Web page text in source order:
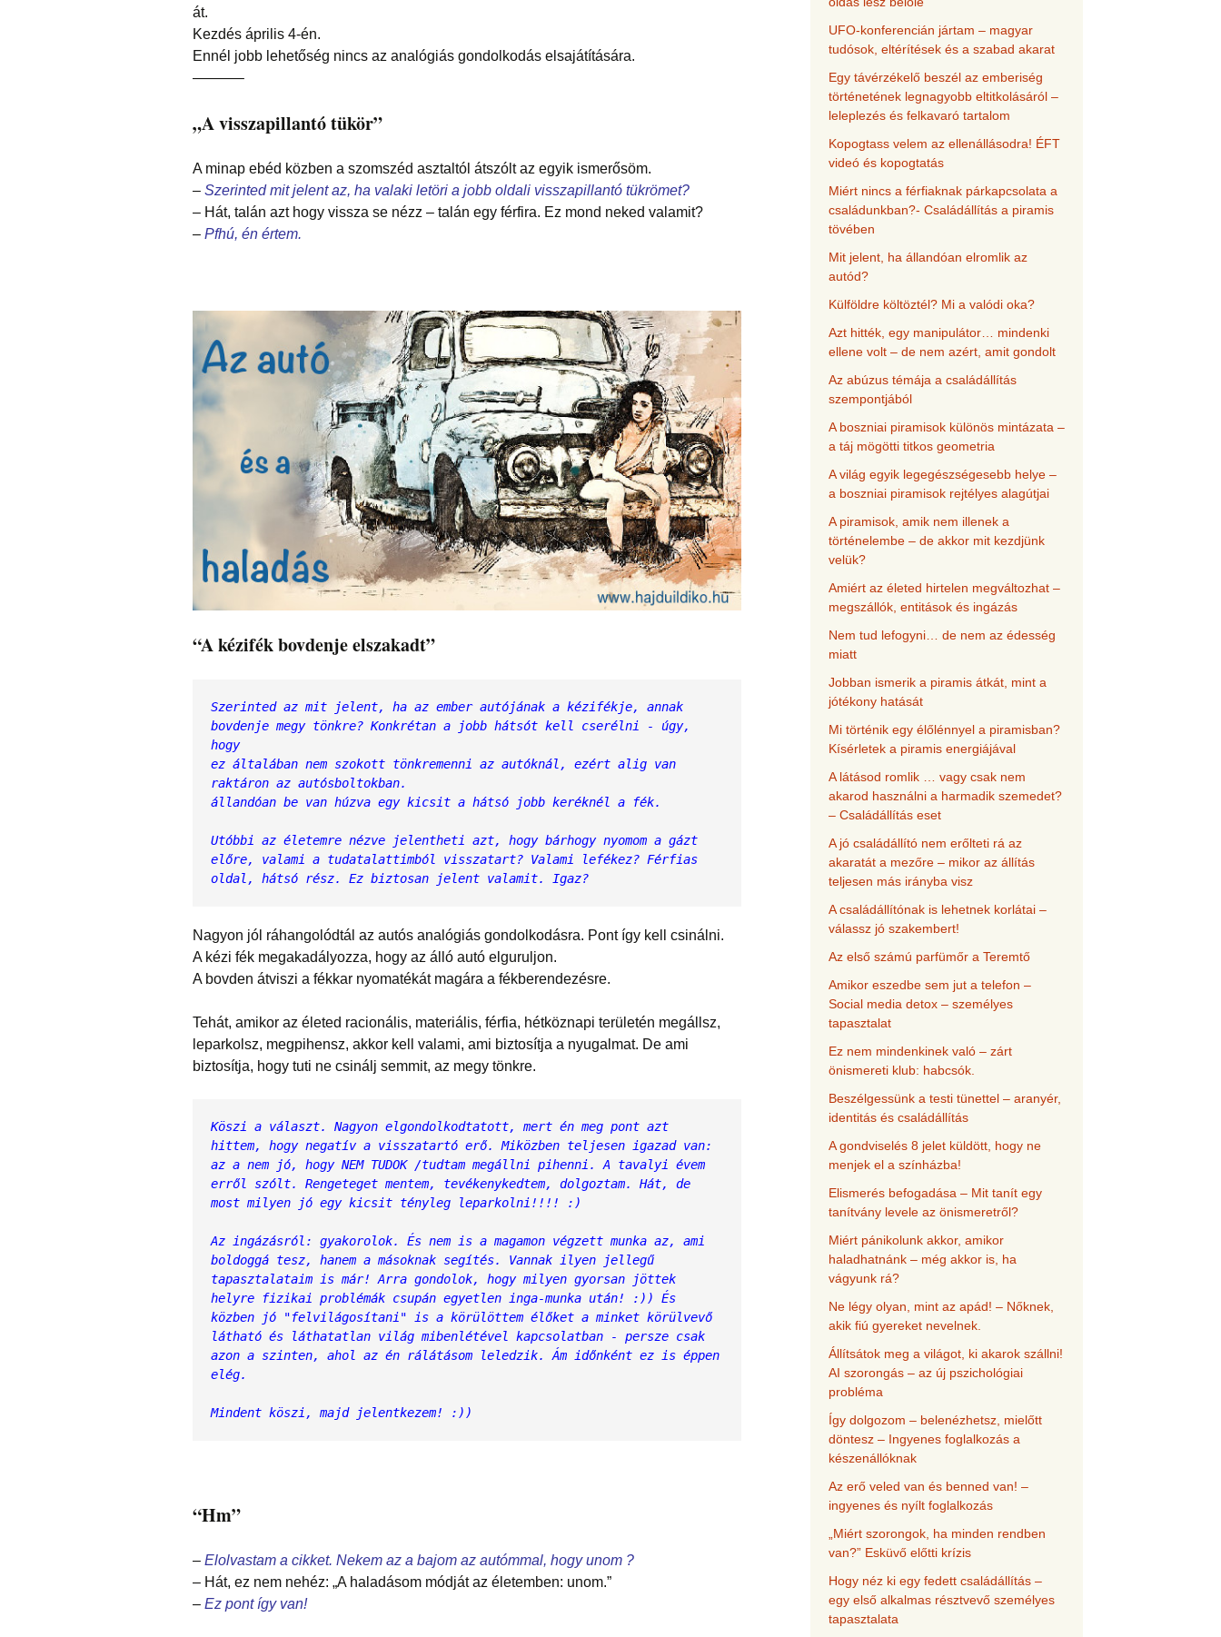
át.
Kezdés április 4-én.
Ennél jobb lehetőség nincs az analógiás gondolkodás elsajátítására.
———–
„A visszapillantó tükör”
A minap ebéd közben a szomszéd asztaltól átszólt az egyik ismerősöm.
– Szerinted mit jelent az, ha valaki letöri a jobb oldali visszapillantó tükrömet?
– Hát, talán azt hogy vissza se nézz – talán egy férfira. Ez mond neked valamit?
– Pfhú, én értem.
“A kézifék bovdenje elszakadt”
Szerinted az mit jelent, ha az ember autójának a kézifékje, annak
bovdenje megy tönkre? Konkrétan a jobb hátsót kell cserélni - úgy,
hogy
ez általában nem szokott tönkremenni az autóknál, ezért alig van
raktáron az autósboltokban.
állandóan be van húzva egy kicsit a hátsó jobb keréknél a fék.
Utóbbi az életemre nézve jelentheti azt, hogy bárhogy nyomom a gázt
előre, valami a tudatalattimból visszatart? Valami lefékez? Férfias
oldal, hátsó rész. Ez biztosan jelent valamit. Igaz?
Nagyon jól ráhangolódtál az autós analógiás gondolkodásra. Pont így kell csinálni.
A kézi fék megakadályozza, hogy az álló autó elguruljon.
A bovden átviszi a fékkar nyomatékát magára a fékberendezésre.
Tehát, amikor az életed racionális, materiális, férfia, hétköznapi területén megállsz,
leparkolsz, megpihensz, akkor kell valami, ami biztosítja a nyugalmat. De ami
biztosítja, hogy tuti ne csinálj semmit, az megy tönkre.
Köszi a választ. Nagyon elgondolkodtatott, mert én meg pont azt
hittem, hogy negatív a visszatartó erő. Miközben teljesen igazad van:
az a nem jó, hogy NEM TUDOK /tudtam megállni pihenni. A tavalyi évem
erről szólt. Rengeteget mentem, tevékenykedtem, dolgoztam. Hát, de
most milyen jó egy kicsit tényleg leparkolni!!!! :)
Az ingázásról: gyakorolok. És nem is a magamon végzett munka az, ami
boldoggá tesz, hanem a másoknak segítés. Vannak ilyen jellegű
tapasztalataim is már! Arra gondolok, hogy milyen gyorsan jöttek
helyre fizikai problémák csupán egyetlen inga-munka után! :)) És
közben jó "felvilágosítani" is a körülöttem élőket a minket körülvevő
látható és láthatatlan világ mibenlétével kapcsolatban - persze csak
azon a szinten, ahol az én rálátásom leledzik. Ám időnként ez is éppen
elég.
Mindent köszi, majd jelentkezem! :))
“Hm”
– Elolvastam a cikket. Nekem az a bajom az autómmal, hogy unom ?￰
– Hát, ez nem nehéz: „A haladásom módját az életemben: unom.”
– Ez pont így van!
UFO-konferencián jártam – magyar
tudósok, eltérítések és a szabad akarat
Egy távérzékelő beszél az emberiség
történetének legnagyobb eltitkolásáról –
leleplezés és felkavaró tartalom
Kopogtass velem az ellenállásodra! ÉFT
videó és kopogtatás
Miért nincs a férfiaknak párkapcsolata a
családunkban?- Családállítás a piramis
tövében
Mit jelent, ha állandóan elromlik az
autód?
Külföldre költöztél? Mi a valódi oka?
Azt hitték, egy manipulátor… mindenki
ellene volt – de nem azért, amit gondolt
Az abúzus témája a családállítás
szempontjából
A boszniai piramisok különös mintázata –
a táj mögötti titkos geometria
A világ egyik legegészségesebb helye –
a boszniai piramisok rejtélyes alagútjai
A piramisok, amik nem illenek a
történelembe – de akkor mit kezdjünk
velük?
Amiért az életed hirtelen megváltozhat –
megszállók, entitások és ingázás
Nem tud lefogyni… de nem az édesség
miatt
Jobban ismerik a piramis átkát, mint a
jótékony hatását
Mi történik egy élőlénnyel a piramisban?
Kísérletek a piramis energiájával
A látásod romlik … vagy csak nem
akarod használni a harmadik szemedet?
– Családállítás eset
A jó családállító nem erőlteti rá az
akaratát a mezőre – mikor az állítás
teljesen más irányba visz
A családállítónak is lehetnek korlátai –
válassz jó szakembert!
Az első számú parfümőr a Teremtő
Amikor eszedbe sem jut a telefon –
Social media detox – személyes
tapasztalat
Ez nem mindenkinek való – zárt
önismereti klub: habcsók.
Beszélgessünk a testi tünettel – aranyér,
identitás és családállítás
A gondviselés 8 jelet küldött, hogy ne
menjek el a színházba!
Elismerés befogadása – Mit tanít egy
tanítvány levele az önismeretről?
Miért pánikolunk akkor, amikor
haladhatnánk – még akkor is, ha
vágyunk rá?
Ne légy olyan, mint az apád! – Nőknek,
akik fiú gyereket nevelnek.
Állítsátok meg a világot, ki akarok szállni!
AI szorongás – az új pszichológiai
probléma
Így dolgozom – belenézhetsz, mielőtt
döntesz – Ingyenes foglalkozás a
készenállóknak
Az erő veled van és benned van! –
ingyenes és nyílt foglalkozás
„Miért szorongok, ha minden rendben
van?” Esküvő előtti krízis
Hogy néz ki egy fedett családállítás –
egy első alkalmas résztvevő személyes
tapasztalata